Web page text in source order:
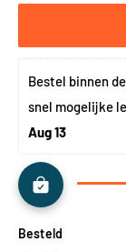
Bestel binnen
snel mogelijke
Aug 13
Besteld